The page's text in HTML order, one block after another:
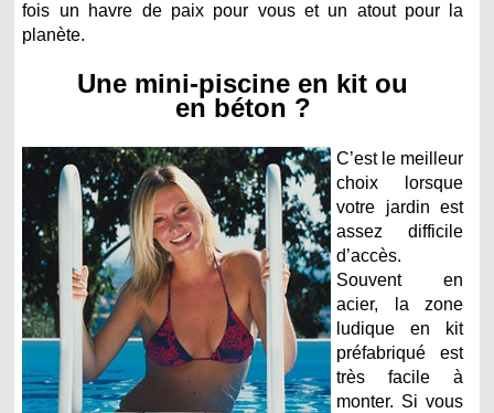
fois un havre de paix pour vous et un atout pour la
planète.
Une mini-piscine en kit ou
en béton ?
C’est le meilleur
choix lorsque
votre jardin est
assez difficile
d’accès.
Souvent en
acier, la zone
ludique en kit
préfabriqué est
très facile à
monter. Si vous